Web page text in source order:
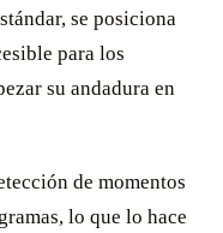
se posiciona
para los
su andadura en
de momentos
lo que lo hace